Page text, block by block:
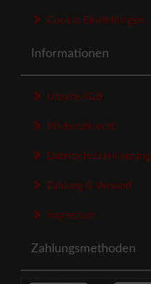
Cookie Einstellungen
Informationen
Unsere AGB
Widerrufsrecht
Datenschutzerklaerung
Zahlung & Versand
Impressum
Zahlungsmethoden